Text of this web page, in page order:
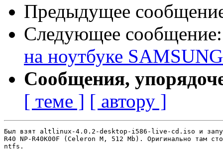
Предыдущее
Следующее
на ноутбуке
Сообщения,
[ теме ] [ автору ]
Был взят altlinux-4.0.2-desktop-i586-live-cd.iso и
R40 NP-R40K00F (Celeron M, 512 Mb). Оригинально там
ntfs.